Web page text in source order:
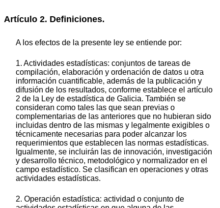
Artículo 2. Definiciones.
A los efectos de la presente ley se entiende por:
1. Actividades estadísticas: conjuntos de tareas de
compilación, elaboración y ordenación de datos u otra
información cuantificable, además de la publicación y
difusión de los resultados, conforme establece el artículo
2 de la Ley de estadística de Galicia. También se
consideran como tales las que sean previas o
complementarias de las anteriores que no hubieran sido
incluidas dentro de las mismas y legalmente exigibles o
técnicamente necesarias para poder alcanzar los
requerimientos que establecen las normas estadísticas.
Igualmente, se incluirán las de innovación, investigación
y desarrollo técnico, metodológico y normalizador en el
campo estadístico. Se clasifican en operaciones y otras
actividades estadísticas.
2. Operación estadística: actividad o conjunto de